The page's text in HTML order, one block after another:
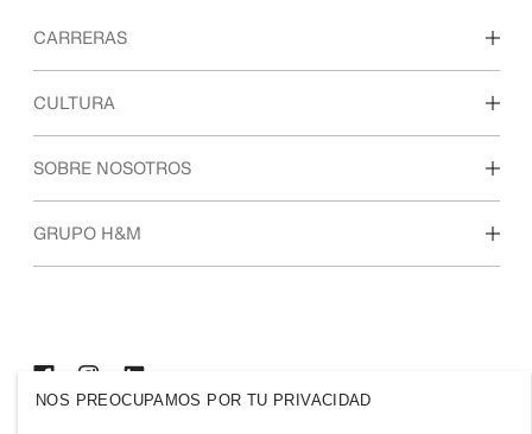
CARRERAS
Descubre nuestras áreas de trabajo
CULTURA
Nuestra cultura y beneficios
SOBRE NOSOTROS
Quiénes somos
GRUPO H&M
NOS PREOCUPAMOS POR TU PRIVACIDAD